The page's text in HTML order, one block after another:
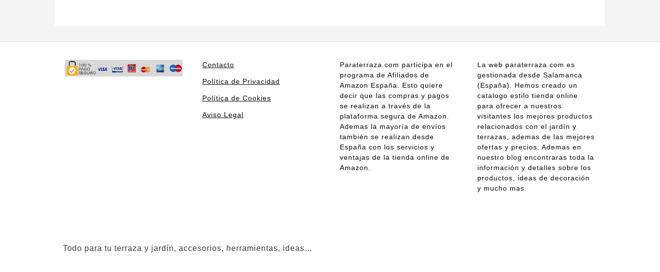
Contacto
Política de Privacidad
Política de Cookies
Aviso Legal
Paraterraza.com participa en el
programa de Afiliados de
Amazon España. Esto quiere
decir que las compras y pagos
se realizan a través de la
plataforma segura de Amazon.
Ademas la mayoría de envíos
también se realizan desde
España con los servicios y
ventajas de la tienda online de
Amazon.
La web paraterraza.com es
gestionada desde Salamanca
(España). Hemos creado un
catalogo estilo tienda online
para ofrecer a nuestros
visitantes los mejores productos
relacionados con el jardín y
terrazas, ademas de las mejores
ofertas y precios. Ademas en
nuestro blog encontraras toda la
información y detalles sobre los
productos, ideas de decoración
y mucho mas.
Todo para tu terraza y jardín, accesorios, herramientas, ideas…